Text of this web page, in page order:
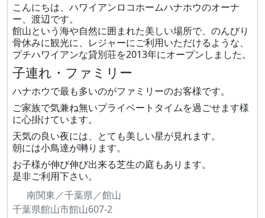
こんにちは、ハワイアンロコホームハナホウのオーナ
ー、渡辺です。
館山という海や自然に囲まれた美しい場所で、のんびり
骨休みに観光に、レジャーにご利用いただけるような、
プチハワイアンな貸別荘を2013年にオープンしました。
子連れ・ファミリー
ハナホウで最も多いのがファミリーのお客様です。
ご家族で気兼ね無いプライベートタイムを過ごせます様
に心掛けています。
天気の良い夜には、とても美しい星が見れます。
朝には小鳥達が囀ります。
お子様が伸び伸び出来る芝生の庭もあります。
是非ご利用下さい。
南関東／千葉県／館山
千葉県館山市館山607-2